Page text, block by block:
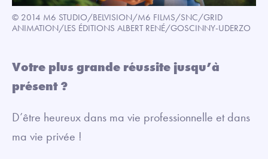
© 2014 M6 STUDIO/BELVISION/M6 FILMS/SNC/GRID
ANIMATION/LES ÉDITIONS ALBERT RENÉ/GOSCINNY-UDERZO
Votre plus grande réussite jusqu’à
présent ?
D’être heureux dans ma vie professionnelle et dans
ma vie privée !